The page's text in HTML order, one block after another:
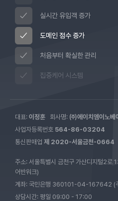
실시간 유입객 증가
도메인 점수 증가
처음부터 확실한 관리
집중케어 시스템
대표: 이정훈 회사명: ㈜에이치엠이노베
사업자등록번호 564-86-03204
통신판매업 제 2020-서울금천-0664
주소: 서울특별시 금천구 가산디지털2로
어반워크)
계좌: 국민은행 360101-04-167642 (
상담시간: 평일 09:00 - 17:00